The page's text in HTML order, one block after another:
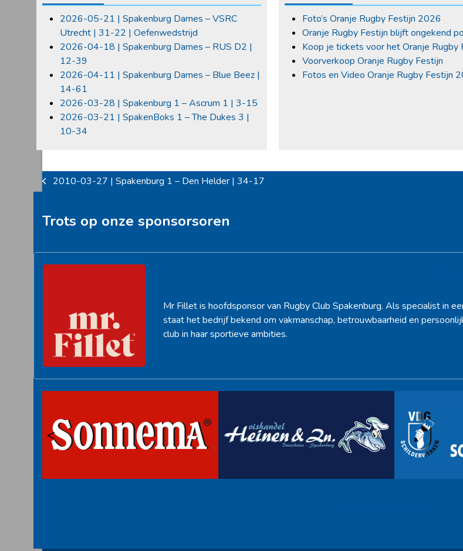
2026-05-21 | Spakenburg Dames – VSRC
Utrecht | 31-22 | Oefenwedstrijd
2026-04-18 | Spakenburg Dames – RUS D2 |
12-39
2026-04-11 | Spakenburg Dames – Blue Beez |
14-61
2026-03-28 | Spakenburg 1 – Ascrum 1 | 3-15
2026-03-21 | SpakenBoks 1 – The Dukes 3 |
10-34
Foto’s Oranje Rugby Festijn 2026
Oranje Rugby Festijn blijft ongekend
Koop je tickets voor het Oranje Rugby
Voorverkoop Oranje Rugby Festijn
Fotos en Video Oranje Rugby Festijn
previous
2010-03-27 | Spakenburg 1 – Den Helder | 34-17
Trots op onze sponsorsoren
Mr Fillet is hoofdsponsor van Rugby Club Spakenburg. Als specialist in
staat het bedrijf bekend om vakmanschap, betrouwbaarheid en
club in haar sportieve ambities.
<